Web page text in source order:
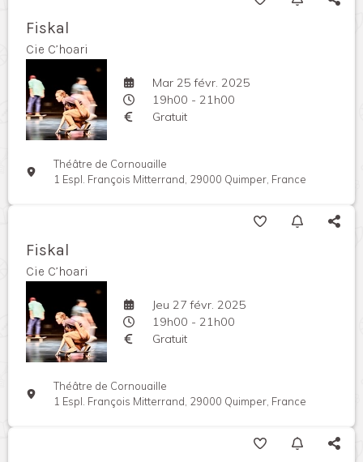
Fiskal
Cie C’hoari
Mar 25 févr. 2025
19h00 - 21h00
Gratuit
Théâtre de Cornouaille
1 Espl. François Mitterrand, 29000 Quimper, France
Fiskal
Cie C’hoari
Jeu 27 févr. 2025
19h00 - 21h00
Gratuit
Théâtre de Cornouaille
1 Espl. François Mitterrand, 29000 Quimper, France